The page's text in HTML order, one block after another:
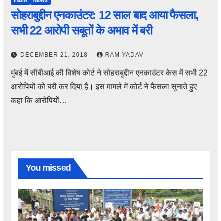
सोहराबुद्दीन एनकाउंटर: 12 साल बाद आया फैसला,
सभी 22 आरोपी सबूतों के अभाव में बरी
DECEMBER 21, 2018 RAM YADAV
मुंबई में सीबीआई की विशेष कोर्ट ने सोहराबुद्दीन एनकाउंटर केस में सभी 22
आरोपियों को बरी कर दिया है। इस मामले में कोर्ट ने फैसला सुनाते हुए
कहा कि आरोपियों…
You missed